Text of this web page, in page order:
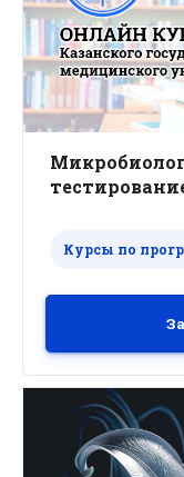
Курсы по